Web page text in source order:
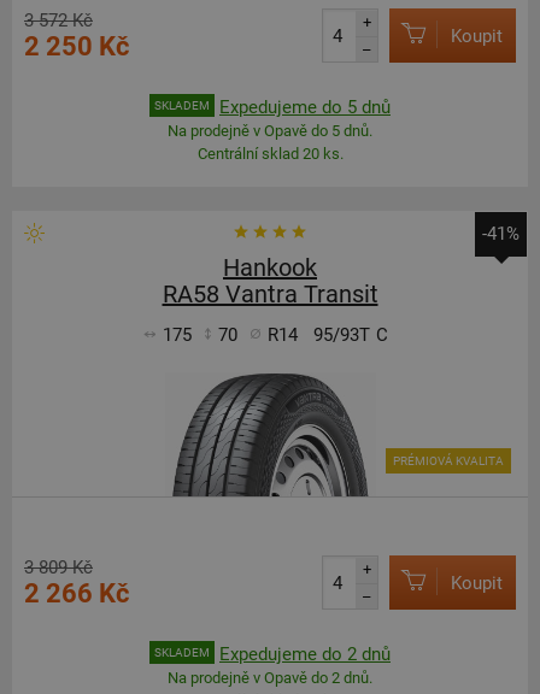
3 572 Kč
2 250 Kč
+
–
Koupit
SKLADEM Expedujeme do 5 dnů
Na prodejně v Opavě do 5 dnů.
Centrální sklad 20 ks.
-41%
Hankook
RA58 Vantra Transit
175 70 R14 95/93T C
PRÉMIOVÁ KVALITA
3 809 Kč
2 266 Kč
+
–
Koupit
SKLADEM Expedujeme do 2 dnů
Na prodejně v Opavě do 2 dnů.